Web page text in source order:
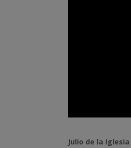
Julio de la Iglesia